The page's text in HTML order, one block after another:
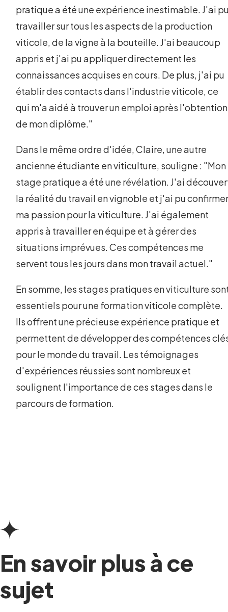
pratique a été une expérience inestimable. J'ai
travailler sur tous les aspects de la production
viticole, de la vigne à la bouteille. J'ai beaucoup
appris et j'ai pu appliquer directement les
connaissances acquises en cours. De plus, j'ai pu
établir des contacts dans l'industrie viticole, ce
qui m'a aidé à trouver un emploi après l'obtention
de mon diplôme."
Dans le même ordre d'idée, Claire, une autre
ancienne étudiante en viticulture, souligne : "Mon
stage pratique a été une révélation. J'ai
la réalité du travail en vignoble et j'ai pu
ma passion pour la viticulture. J'ai également
appris à travailler en équipe et à gérer des
situations imprévues. Ces compétences me
servent tous les jours dans mon travail actuel."
En somme, les stages pratiques en viticulture
essentiels pour une formation viticole complète.
Ils offrent une précieuse expérience pratique et
permettent de développer des compétences
pour le monde du travail. Les témoignages
d'expériences réussies sont nombreux et
soulignent l'importance de ces stages dans le
parcours de formation.
En savoir plus à ce
sujet